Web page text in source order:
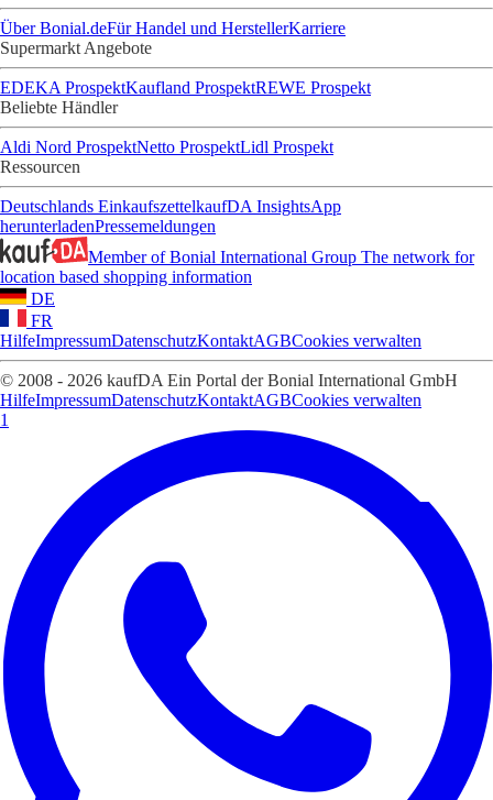
Über Bonial.deFür Handel und HerstellerKarriere
Supermarkt Angebote
EDEKA ProspektKaufland ProspektREWE Prospekt
Beliebte Händler
Aldi Nord ProspektNetto ProspektLidl Prospekt
Ressourcen
Deutschlands EinkaufszettelkaufDA InsightsApp
herunterladenPressemeldungen
Member of Bonial International Group The network for
location based shopping information
DE
FR
HilfeImpressumDatenschutzKontaktAGBCookies verwalten
© 2008 - 2026 kaufDA Ein Portal der Bonial International GmbH
HilfeImpressumDatenschutzKontaktAGBCookies verwalten
1